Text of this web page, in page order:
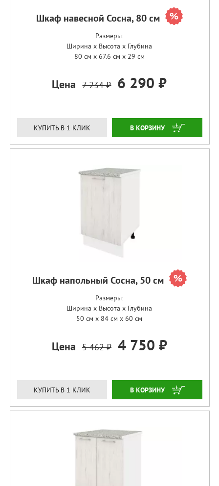
Шкаф навесной Сосна, 80 см
Размеры:
Ширина x Высота x Глубина
80 см x 67.6 см x 29 см
Цена 7 234 ₽ 6 290 ₽
КУПИТЬ В 1 КЛИК ЗАКАЗАТЬ
Шкаф напольный Сосна, 50 см
Размеры:
Ширина x Высота x Глубина
50 см x 84 см x 60 см
Цена 5 462 ₽ 4 750 ₽
КУПИТЬ В 1 КЛИК ЗАКАЗАТЬ